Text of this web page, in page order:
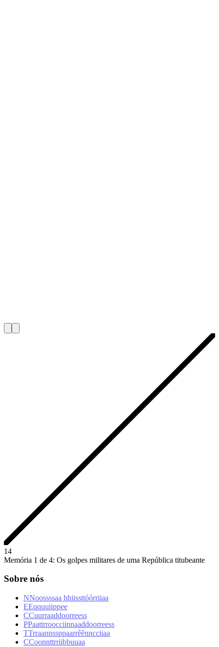
14
Memória 1 de 4: Os golpes militares de uma República titubeante
Sobre nós
NNoossssaa hhiissttóórriiaa
EEqquuiippee
CCuurraaddoorreess
PPaattrroocciinnaaddoorreess
TTrraannssppaarrêênncciiaa
CCoonnttrriibbuuaa